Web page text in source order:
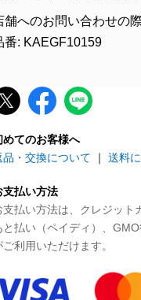
舗へのお問い合わせの
番: KAEGF10159
めてのお客様へ
品・交換について ｜ 送料
支払い方法
支払い方法は、クレジット
と払い（ペイディ）、
ご利用いただけます。